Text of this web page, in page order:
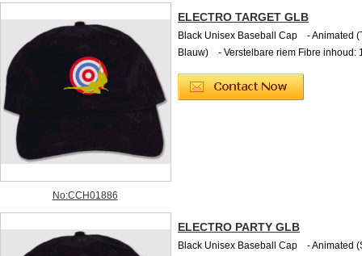
No:CCH01886
ELECTRO TARGET GLB
Black Unisex Baseball Cap - Animated
Blauw) - Verstelbare riem Fibre inhoud:
ELECTRO PARTY GLB
Black Unisex Baseball Cap - Animated